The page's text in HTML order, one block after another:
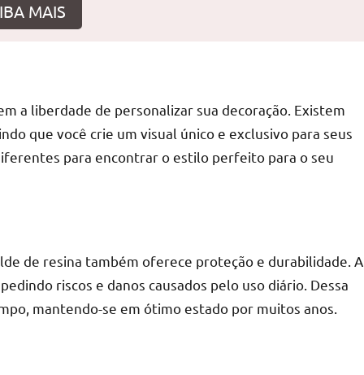
MAIS
a liberdade de personalizar sua decoração. Existem
que você crie um visual único e exclusivo para seus
para encontrar o estilo perfeito para o seu
de resina também oferece proteção e durabilidade. A
riscos e danos causados pelo uso diário. Dessa
mantendo-se em ótimo estado por muitos anos.